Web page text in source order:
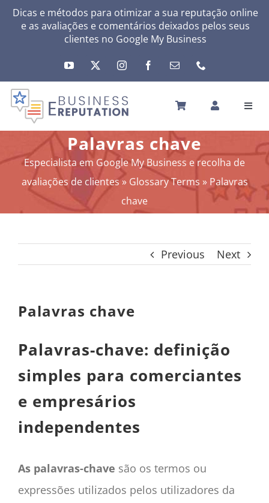
SkipDicas e métodos para otimizar a sua reputação online
e as avaliações e comentários deixados pelos seus
clientes no Google My Business
INÍCIO
A SUA REPUTAÇÃO
A SUA ATIVIDADE
MEUS SERVIÇOS
OUTRAS SOLUÇÕES
SEARCH
FOR:
Português
Palavras chave
Especialista em Google My Business e recolha de
avaliações de clientes» Glossary Terms » Palavras
chave
Previous Next
Palavras chave
Palavras-chave: definição
simples para comerciantes
e empresários
independentes
As palavras-chave são os termos ou
expressões utilizados pelos utilizadores da